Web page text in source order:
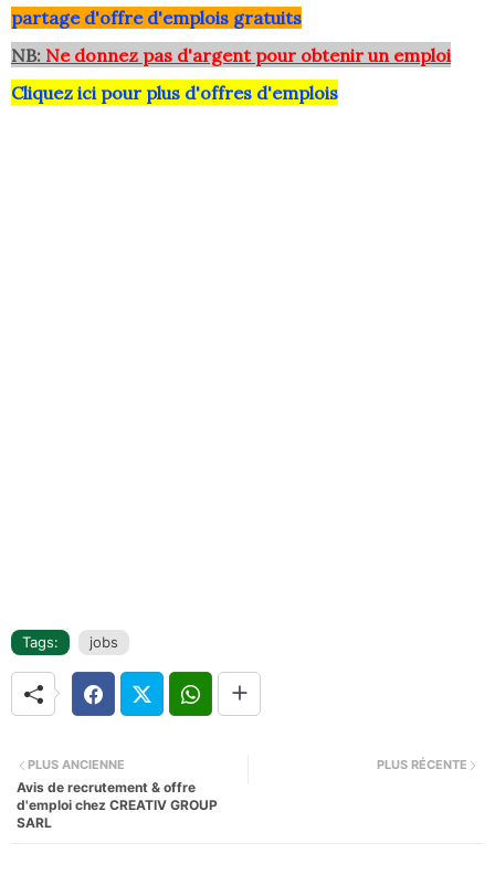
partage d'offre d'emplois gratuits
NB: Ne donnez pas d'argent pour obtenir un emploi
Cliquez ici pour plus d'offres d'emplois
Tags: jobs
PLUS RÉCENTE
PLUS ANCIENNE
Avis de recrutement & offre
d'emploi chez CREATIV GROUP
SARL